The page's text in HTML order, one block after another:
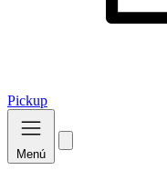
Pickup
Menú